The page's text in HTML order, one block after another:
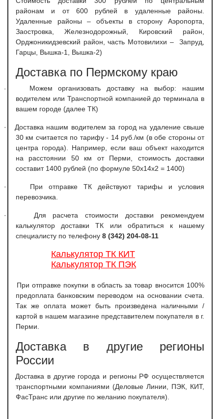
районам и от 600 рублей в удаленные районы.
Удаленные районы – объекты в сторону Аэропорта,
Заостровка, Железнодорожный, Кировский район,
Орджоникидзевский район, часть Мотовилихи – Запруд,
Гарцы, Вышка-1, Вышка-2)
Доставка по Пермскому краю
·
Можем организовать доставку на выбор: нашим
водителем или Транспортной компанией до терминала в
вашем городе (далее ТК)
·
Доставка нашим водителем за город на удаление свыше
30 км считается по тарифу - 14 руб./км (в обе стороны от
центра города). Например, если ваш объект находится
на расстоянии 50 км от Перми, стоимость доставки
составит 1400 рублей (по формуле 50х14х2 = 1400)
·
При отправке ТК действуют тарифы и условия
перевозчика.
·
Для расчета стоимости доставки рекомендуем
калькулятор доставки ТК или обратиться к нашему
специалисту по телефону 8 (342) 204-08-11
Калькулятор ТК КИТ
Калькулятор ТК ПЭК
При отправке покупки в область за товар вносится 100%
предоплата банковским переводом на основании счета.
Так же оплата может быть произведена наличными /
картой в нашем магазине представителем покупателя в г.
Перми.
Доставка в другие регионы
России
Доставка в другие города и регионы РФ осуществляется
транспортными компаниями (Деловые Линии, ПЭК, КИТ,
ФасТранс или другие по желанию покупателя).